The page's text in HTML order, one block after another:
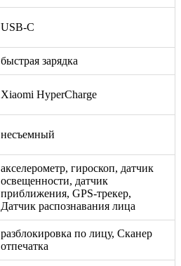
USB-C
быстрая зарядка
Xiaomi HyperCharge
несъемный
акселерометр, гироскоп, датчик
освещенности, датчик
приближения, GPS-трекер,
Датчик распознавания лица
разблокировка по лицу, Сканер
отпечатка